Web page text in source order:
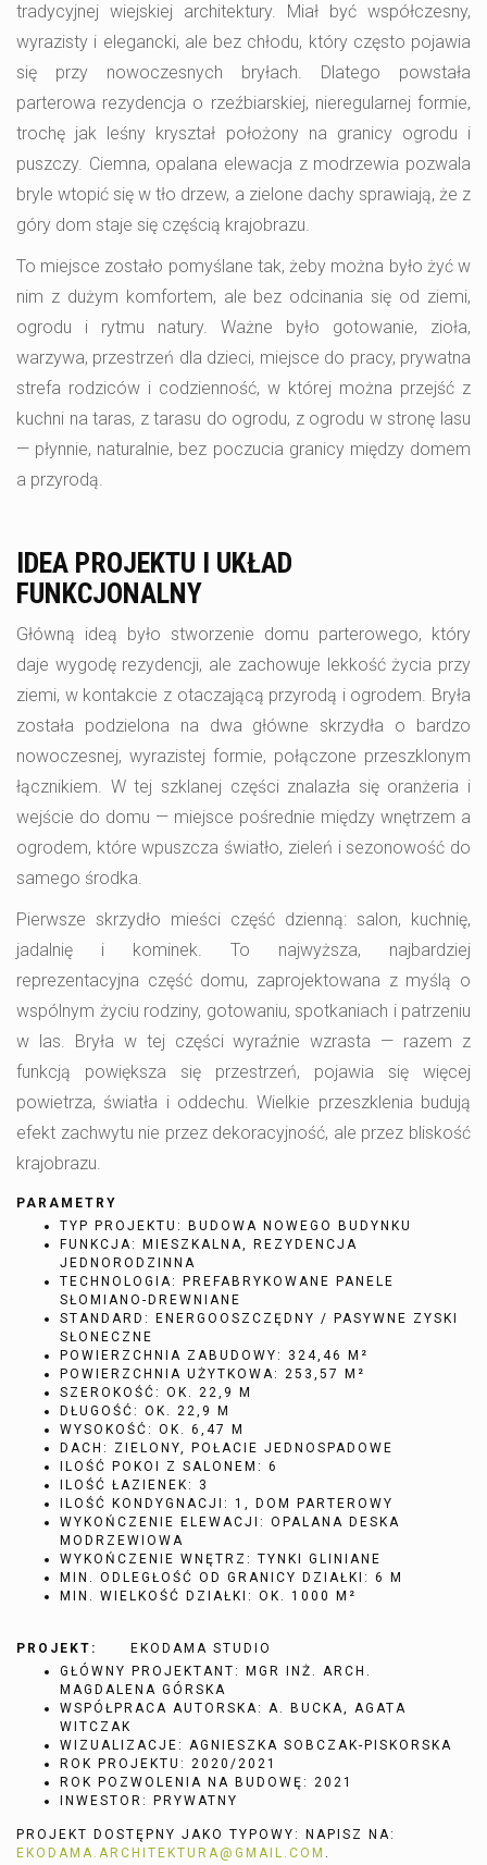
tradycyjnej wiejskiej architektury. Miał być współczesny,
wyrazisty i elegancki, ale bez chłodu, który często pojawia
się przy nowoczesnych bryłach. Dlatego powstała
parterowa rezydencja o rzeźbiarskiej, nieregularnej formie,
trochę jak leśny kryształ położony na granicy ogrodu i
puszczy. Ciemna, opalana elewacja z modrzewia pozwala
bryle wtopić się w tło drzew, a zielone dachy sprawiają, że z
góry dom staje się częścią krajobrazu.
To miejsce zostało pomyślane tak, żeby można było żyć w
nim z dużym komfortem, ale bez odcinania się od ziemi,
ogrodu i rytmu natury. Ważne było gotowanie, zioła,
warzywa, przestrzeń dla dzieci, miejsce do pracy, prywatna
strefa rodziców i codzienność, w której można przejść z
kuchni na taras, z tarasu do ogrodu, z ogrodu w stronę lasu
— płynnie, naturalnie, bez poczucia granicy między domem
a przyrodą.
IDEA PROJEKTU I UKŁAD
FUNKCJONALNY
Główną ideą było stworzenie domu parterowego, który
daje wygodę rezydencji, ale zachowuje lekkość życia przy
ziemi, w kontakcie z otaczającą przyrodą i ogrodem. Bryła
została podzielona na dwa główne skrzydła o bardzo
nowoczesnej, wyrazistej formie, połączone przeszklonym
łącznikiem. W tej szklanej części znalazła się oranżeria i
wejście do domu — miejsce pośrednie między wnętrzem a
ogrodem, które wpuszcza światło, zieleń i sezonowość do
samego środka.
Pierwsze skrzydło mieści część dzienną: salon, kuchnię,
jadalnię i kominek. To najwyższa, najbardziej
reprezentacyjna część domu, zaprojektowana z myślą o
wspólnym życiu rodziny, gotowaniu, spotkaniach i patrzeniu
w las. Bryła w tej części wyraźnie wzrasta — razem z
funkcją powiększa się przestrzeń, pojawia się więcej
powietrza, światła i oddechu. Wielkie przeszklenia budują
efekt zachwytu nie przez dekoracyjność, ale przez bliskość
krajobrazu.
PARAMETRY
TYP PROJEKTU: BUDOWA NOWEGO BUDYNKU
FUNKCJA: MIESZKALNA, REZYDENCJA
JEDNORODZINNA
TECHNOLOGIA: PREFABRYKOWANE PANELE
SŁOMIANO-DREWNIANE
STANDARD: ENERGOOSZCZĘDNY / PASYWNE ZYSKI
SŁONECZNE
POWIERZCHNIA ZABUDOWY: 324,46 M²
POWIERZCHNIA UŻYTKOWA: 253,57 M²
SZEROKOŚĆ: OK. 22,9 M
DŁUGOŚĆ: OK. 22,9 M
WYSOKOŚĆ: OK. 6,47 M
DACH: ZIELONY, POŁACIE JEDNOSPADOWE
ILOŚĆ POKOI Z SALONEM: 6
ILOŚĆ ŁAZIENEK: 3
ILOŚĆ KONDYGNACJI: 1, DOM PARTEROWY
WYKOŃCZENIE ELEWACJI: OPALANA DESKA
MODRZEWIOWA
WYKOŃCZENIE WNĘTRZ: TYNKI GLINIANE
MIN. ODLEGŁOŚĆ OD GRANICY DZIAŁKI: 6 M
MIN. WIELKOŚĆ DZIAŁKI: OK. 1000 M²
PROJEKT:
EKODAMA STUDIO
GŁÓWNY PROJEKTANT: MGR INŻ. ARCH.
MAGDALENA GÓRSKA
WSPÓŁPRACA AUTORSKA: A. BUCKA, AGATA
WITCZAK
WIZUALIZACJE: AGNIESZKA SOBCZAK-PISKORSKA
ROK PROJEKTU: 2020/2021
ROK POZWOLENIA NA BUDOWĘ: 2021
INWESTOR: PRYWATNY
PROJEKT DOSTĘPNY JAKO TYPOWY: NAPISZ NA:
EKODAMA.ARCHITEKTURA@GMAIL.COM .